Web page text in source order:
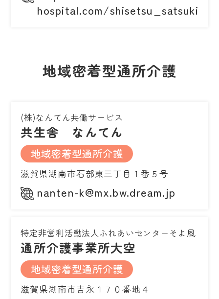
hospital.com/
地域密着型通所介護
(株)なんてん共働サービス
共生舎 なんてん
地域密着型通所介護
滋賀県湖南市石部東三丁目１番５号
nanten-k@mx.bw.dream.jp
特定非営利活動法人ふれあいセンターそよ風
通所介護事業所大空
地域密着型通所介護
滋賀県湖南市吉永１７０番地４